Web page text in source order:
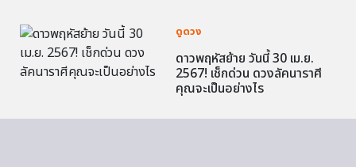
ดูดวง
ดาวพฤหัสย้าย วันนี้ 30 เม.ย.
2567! เช็กด่วน ดวงลัคนาราศี
คุณจะเป็นอย่างไร